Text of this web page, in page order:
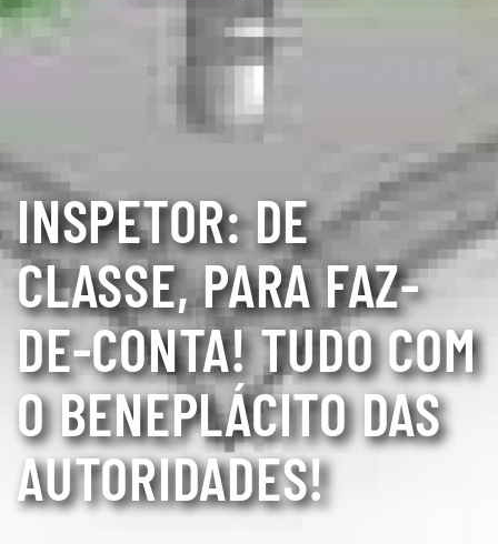
INSPETOR: DE
CLASSE, PARA FAZ-
DE-CONTA! TUDO COM
O BENEPLÁCITO DAS
AUTORIDADES!